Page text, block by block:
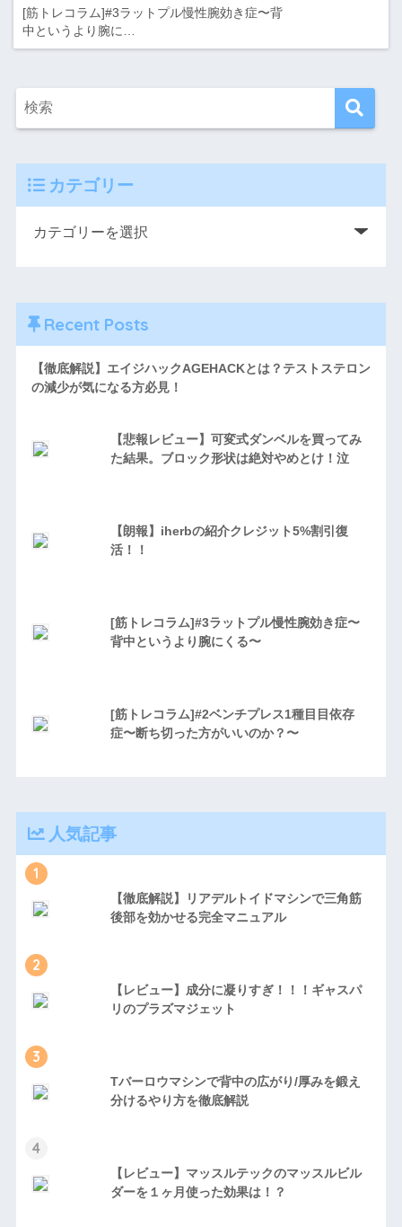
[筋トレコラム]#3ラットプル慢性腕効き症〜背
中というより腕に…
カテゴリー
Recent Posts
【徹底解説】エイジハックAGEHACKとは？テストステロン
の減少が気になる方必見！
【悲報レビュー】可変式ダンベルを買ってみ
た結果。ブロック形状は絶対やめとけ！泣
【朗報】iherbの紹介クレジット5%割引復
活！！
[筋トレコラム]#3ラットプル慢性腕効き症〜
背中というより腕にくる〜
[筋トレコラム]#2ベンチプレス1種目目依存
症〜断ち切った方がいいのか？〜
人気記事
1
【徹底解説】リアデルトイドマシンで三角筋
後部を効かせる完全マニュアル
2
【レビュー】成分に凝りすぎ！！！ギャスパ
リのプラズマジェット
3
Tバーロウマシンで背中の広がり/厚みを鍛え
分けるやり方を徹底解説
4
【レビュー】マッスルテックのマッスルビル
ダーを１ヶ月使った効果は！？